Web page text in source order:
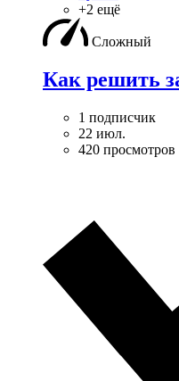
+2 ещё
Сложный
Как решить
1 подписчик
22 июл.
420 просмотров